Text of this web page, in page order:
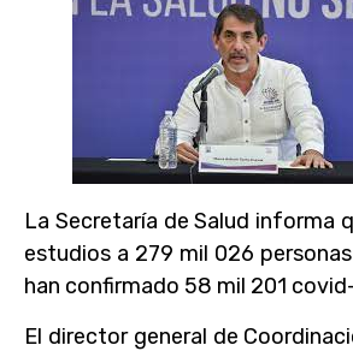
La Secretaría de Salud informa
estudios a 279 mil 026
han confirmado 58 mil 201
El director general de